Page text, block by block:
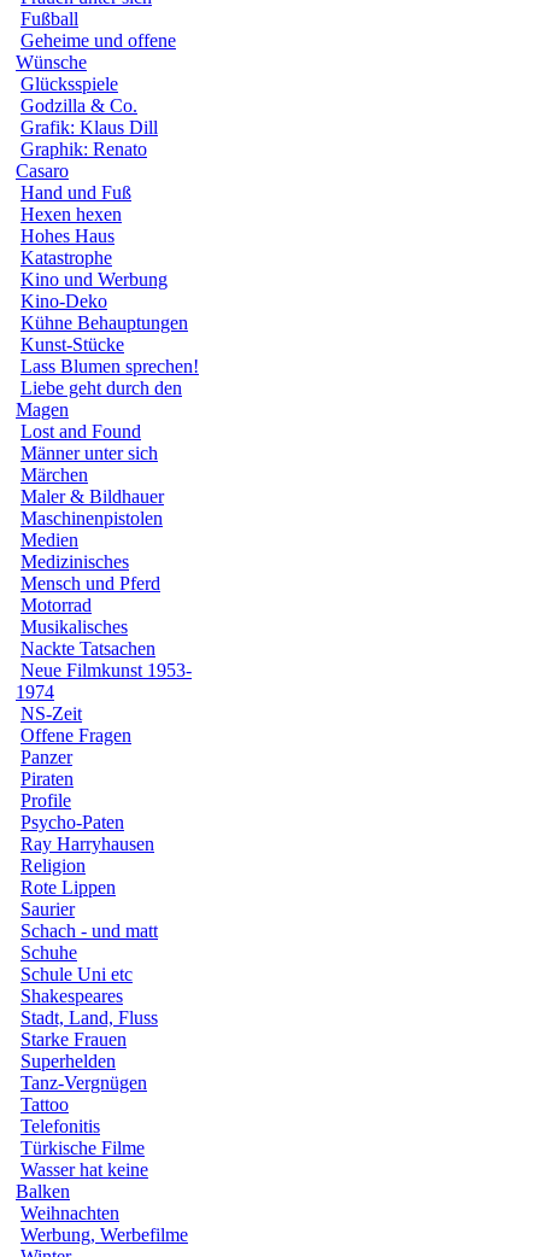
Fußball
Geheime und offene
Wünsche
Glücksspiele
Godzilla & Co.
Grafik: Klaus Dill
Graphik: Renato
Casaro
Hand und Fuß
Hexen hexen
Hohes Haus
Katastrophe
Kino und Werbung
Kino-Deko
Kühne Behauptungen
Kunst-Stücke
Lass Blumen sprechen!
Liebe geht durch den
Magen
Lost and Found
Männer unter sich
Märchen
Maler & Bildhauer
Maschinenpistolen
Medien
Medizinisches
Mensch und Pferd
Motorrad
Musikalisches
Nackte Tatsachen
Neue Filmkunst 1953-
1974
NS-Zeit
Offene Fragen
Panzer
Piraten
Profile
Psycho-Paten
Ray Harryhausen
Religion
Rote Lippen
Saurier
Schach - und matt
Schuhe
Schule Uni etc
Shakespeares
Stadt, Land, Fluss
Starke Frauen
Superhelden
Tanz-Vergnügen
Tattoo
Telefonitis
Türkische Filme
Wasser hat keine
Balken
Weihnachten
Werbung, Werbefilme